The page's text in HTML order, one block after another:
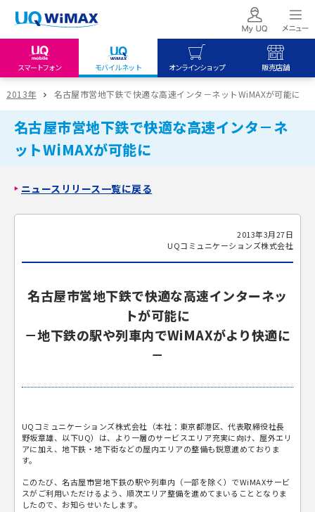
スマートフォン モバイルネット オンラインショップ 販売店舗
my UQ WiMAX
UQ WiMAX ご契約の方
My UQ mobile
UQ mobile ご契約の方
UQ mobile
UQ mobile
オンラインショップ
UQ WiMAX
オンラインショップ
UQ mobile
販売店舗
UQ WiMAX
販売店舗
2013年 名古屋市営地下鉄で快適な高速インタ－ネットWiMAXが可能に
名古屋市営地下鉄で快適な高速インタ－ネ
ットWiMAXが可能に
ニュースリリース一覧に戻る
2013年3月27日
UQコミュニケーションズ株式会社
名古屋市営地下鉄で快適な高速インターネッ
トが可能に
－地下鉄の駅や列車内でWiMAXがより快適に
－
UQコミュニケーションズ株式会社（本社：東京都港区、代表取締役社長
野坂章雄、以下UQ）は、より一層のサービスエリア充実に向け、屋外エリ
アに加え、地下鉄・地下街などの屋内エリアの整備も鋭意進めておりま
す。
このたび、名古屋市営地下鉄の駅や列車内（一部を除く）でWiMAXサービ
スがご利用いただけるよう、順次エリア整備を進めてまいることとなりま
したので、お知らせいたします。